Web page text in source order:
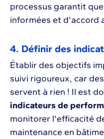
processus garantit
informées et d'accord
4. Définir des
Établir des objectifs
suivi rigoureux, car
servent à rien ! Il est
indicateurs de
monitorer l'efficacité
maintenance en